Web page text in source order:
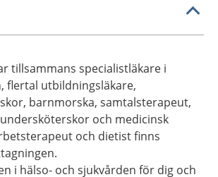
tillsammans specialistläkare i
flertal utbildningsläkare,
barnmorska, samtalsterapeut,
och medicinsk
och dietist finns
i hälso- och sjukvården för dig och